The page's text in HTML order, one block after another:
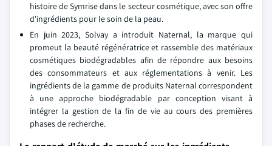
histoire de Symrise dans le secteur cosmétique, avec son offre
d'ingrédients pour le soin de la peau.
En juin 2023, Solvay a introduit Naternal, la marque qui
promeut la beauté régénératrice et rassemble des matériaux
cosmétiques biodégradables afin de répondre aux besoins
des consommateurs et aux réglementations à venir. Les
ingrédients de la gamme de produits Naternal correspondent
à une approche biodégradable par conception visant à
intégrer la gestion de la fin de vie au cours des premières
phases de recherche.